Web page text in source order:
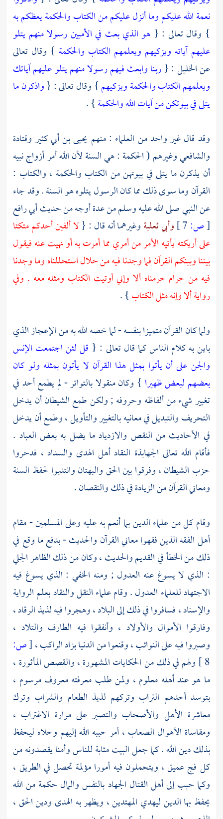
نعمة الله عليكم وما أنزل عليكم من الكتاب والحكمة يعظكم به
} وقال تعالى : { هو الذي بعث في الأميين رسولا منهم يتلو
عليهم آياته ويزكيهم ويعلمهم الكتاب والحكمة } وقال تعالى
عنالخليل : {ربنا وابعث فيهم رسولا منهم يتلو عليهم آياتك
ويعلمهم الكتاب والحكمة ويزكيهم} وقال تعالى : {واذكرن ما
يتلى في بيوتكن من آيات الله والحكمة} .
وقد قال غير واحد من العلماء : منهم يحيى بن أبي كثير وقتادة
والشافعيوغيرهم ( الحكمة : هي السنة لأن الله أمر أزواج نبيه
أن يذكرن ما يتلى في بيوتهن من الكتاب والحكمة ، والكتاب :
القرآن وما سوى ذلك مما كان الرسول يتلوه هو السنة . وقد جاء
عن النبي صلى الله عليه وسلم من عدة أوجه من حديثأبي رافع
[ص: وأبي ثعلبةوغيرهما أنه قال : {لا ألفين أحدكم متكئا
على أريكته يأتيه الأمر من أمري مما أمرت به أو نهيت عنه فيقول
بيننا وبينكم القرآن فما وجدنا فيه من حلال استحللناه وما وجدنا
فيه من حرام حرمناه ألا وإني أوتيت الكتاب ومثله معه . وفي
رواية ألا وإنه مثل الكتاب} .
ولما كان القرآن متميزا بنفسه - لما خصه الله به من الإعجاز الذي
باين به كلام الناس كما قال تعالى : { قل لئن اجتمعت الإنس
والجن على أن يأتوا بمثل هذا القرآن لا يأتون بمثله ولو كان
بعضهم لبعض ظهيرا } وكان منقولا بالتواتر - لم يطمع أحد في
تغيير شيء من ألفاظه وحروفه ; ولكن طمع الشيطان أن يدخل
التحريف والتبديل في معانيه بالتغيير والتأويل ، وطمع أن يدخل
في الأحاديث من النقص والازدياد ما يضل به بعض العباد .
فأقام الله تعالى الجهابذة النقاد أهل الهدى والسداد ، فدحروا
حزب الشيطان ، وفرقوا بين الحق والبهتان وانتدبوا لحفظ السنة
ومعاني القرآن من الزيادة في ذلك والنقصان .
وقام كل من علماء الدين بما أنعم به عليه وعلى المسلمين - مقام
أهل الفقه الذين فقهوا معاني القرآن والحديث - بدفع ما وقع في
ذلك من الخطأ في القديم والحديث ، وكان من ذلك الظاهر الجلي
: الذي لا يسوغ عنه العدول ; ومنه الخفي : الذي يسوغ فيه
الاجتهاد للعلماء العدول . وقام علماء النقل والنقاد بعلم الرواية
والإسناد ، فسافروا في ذلك إلى البلاد ، وهجروا فيه لذيذ الرقاد ،
وفارقوا الأموال والأولاد ، وأنفقوا فيه الطارف والتلاد ،
وصبروا فيه على النوائب ، وقنعوا من الدنيا بزاد الراكب ،[ص:
8 ] ولهم في ذلك من الحكايات المشهورة ، والقصص المأثورة ،
ما هو عند أهله معلوم ، ولمن طلب معرفته معروف مرسوم ،
بتوسد أحدهم التراب وتركهم لذيذ الطعام والشراب وترك
معاشرة الأهل والأصحاب والتصبر على مرارة الاغتراب ،
ومقاساة الأهوال الصعاب ، أمر حببه الله إليهم وحلاه ليحفظ
بذلك دين الله . كما جعل البيت مثابة للناس وأمنا يقصدونه من
كل فج عميق ، ويتحملون فيه أمورا مؤلمة تحصل في الطريق ،
وكما حبب إلى أهل القتال الجهاد بالنفس والمال حكمة من الله
يحفظ بها الدين ليهدي المهتدين ، ويظهر به الهدى ودين الحق ،